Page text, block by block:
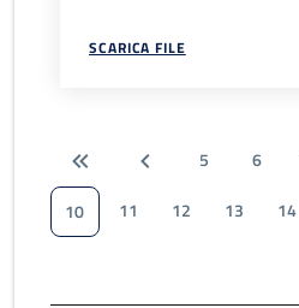
SCARICA FILE
5 6
10
11 12 13 14